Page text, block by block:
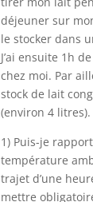
déjeuner sur
le stocker dans
J’ai ensuite 1h
chez moi. Par
stock de lait
(environ 4 litres).
1) Puis-je
température
trajet d’une
mettre